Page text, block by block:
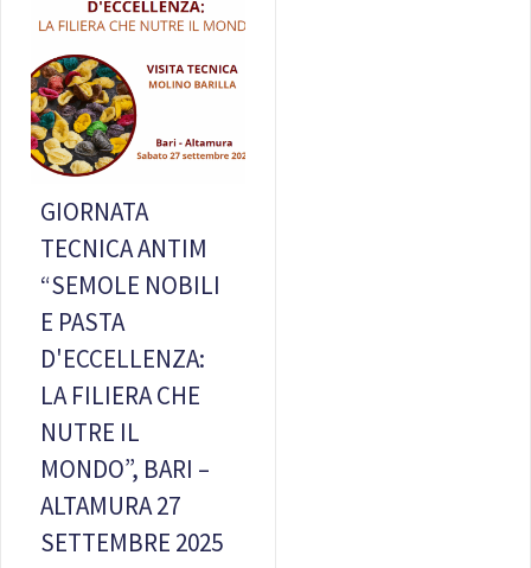
GIORNATA
TECNICA ANTIM
“SEMOLE NOBILI
E PASTA
D'ECCELLENZA:
LA FILIERA CHE
NUTRE IL
MONDO”, BARI –
ALTAMURA 27
SETTEMBRE 2025